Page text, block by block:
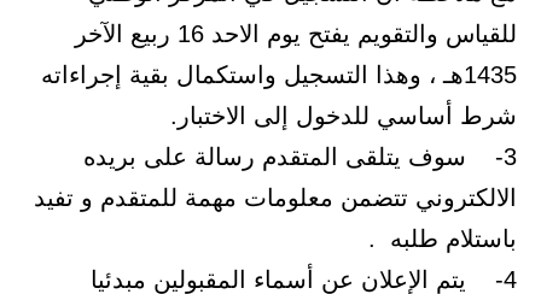
للقياس والتقويم يفتح يوم الاحد 16 ربيع الآخر
1435هـ ، وهذا التسجيل واستكمال بقية إجراءاته
شرط أساسي للدخول إلى الاختبار.
3- سوف يتلقى المتقدم رسالة على بريده
الالكتروني تتضمن معلومات مهمة للمتقدم و تفيد
باستلام طلبه .
4- يتم الإعلان عن أسماء المقبولين مبدئيا